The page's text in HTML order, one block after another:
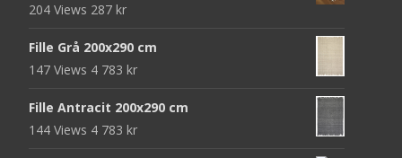
204 Views 287 kr
Fille Grå 200x290 cm
147 Views 4 783 kr
Fille Antracit 200x290 cm
144 Views 4 783 kr